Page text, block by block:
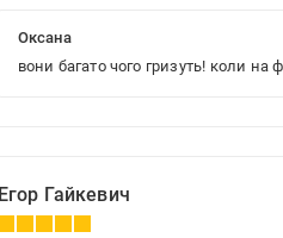
Оксана
вони багато чого гризуть! коли на
Егор Гайкевич